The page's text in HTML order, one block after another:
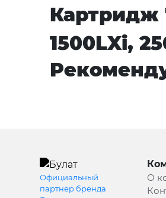
Картридж
1500LXi,
Официальный
партнер бренда
О